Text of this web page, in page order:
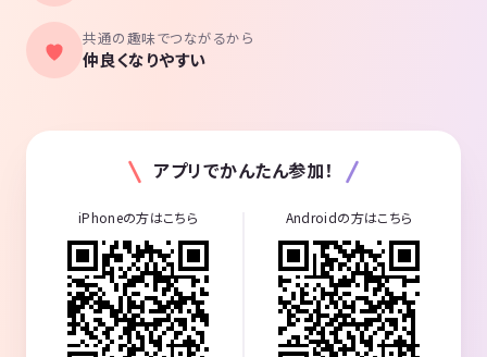
共通の趣味でつながるから
仲良くなりやすい
アプリでかんたん参加！
iPhoneの方はこちら Androidの方はこちら